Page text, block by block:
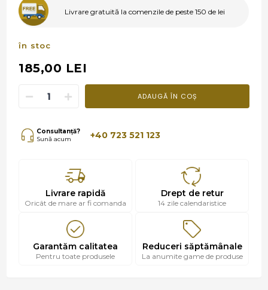
Livrare gratuită la comenzile de peste 150 de lei
în stoc
185,00 LEI
ADAUGĂ ÎN COȘ
Consultanță?
Sună acum
+40 723 521 123
Livrare rapidă
Oricât de mare ar fi comanda
Drept de retur
14 zile calendaristice
Garantăm calitatea
Pentru toate produsele
Reduceri săptămânale
La anumite game de produse